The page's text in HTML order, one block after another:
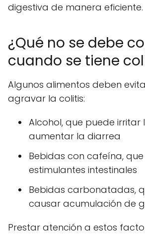
digestiva de manera eficiente.
¿Qué no se debe
cuando se tiene
Algunos alimentos deben
agravar la colitis:
Alcohol, que puede irritar
aumentar la diarrea
Bebidas con cafeína,
estimulantes intestinales
Bebidas carbonatadas,
causar acumulación de
Prestar atención a estos